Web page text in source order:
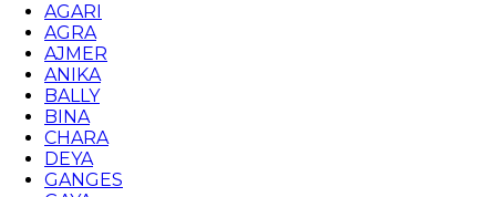
AGARI
AGRA
AJMER
ANIKA
BALLY
BINA
CHARA
DEYA
GANGES